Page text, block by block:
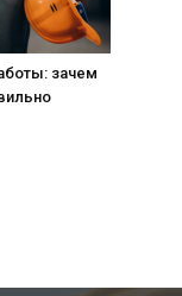
зачем